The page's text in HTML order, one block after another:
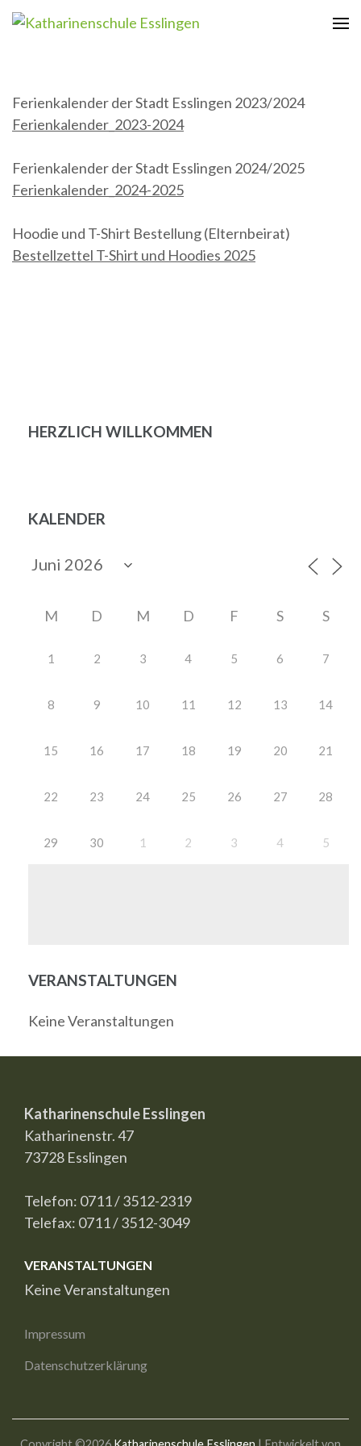
Zum
Inhalt
drücken)
Ferienkalender der Stadt Esslingen 2023/2024
Ferienkalender_2023-2024
Ferienkalender der Stadt Esslingen 2024/2025
Ferienkalender_2024-2025
Hoodie und T-Shirt Bestellung (Elternbeirat)
Bestellzettel T-Shirt und Hoodies 2025
HERZLICH WILLKOMMEN
KALENDER
M D M D F S S
1 2 3 4 5 6 7
8 9 10 11 12 13 14
15 16 17 18 19 20 21
22 23 24 25 26 27 28
29 30 1 2 3 4 5
VERANSTALTUNGEN
Keine Veranstaltungen
Katharinenschule Esslingen
Katharinenstr. 47
73728 Esslingen
Telefon: 0711 / 3512-2319
Telefax: 0711 / 3512-3049
VERANSTALTUNGEN
Keine Veranstaltungen
Impressum
Datenschutzerklärung